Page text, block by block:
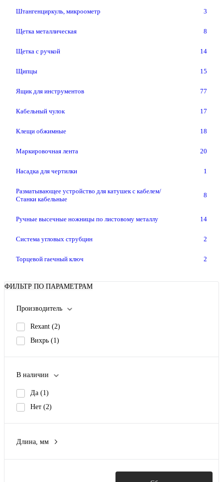
Штангенциркуль, микроометр 3
Щетка металлическая 8
Щетка с ручкой 14
Щипцы 15
Ящик для инструментов 77
Кабельный чулок 17
Клещи обжимные 18
Маркировочная лента 20
Насадка для чертилки 1
Разматывающее устройство для катушек с кабелем/
Станки кабельные
8
Ручные высечные ножницы по листовому металлу 14
Система угловых струбцин 2
Торцевой гаечный ключ 2
ФИЛЬТР ПО ПАРАМЕТРАМ
Производитель
Rexant (2)
Вихрь (1)
В наличии
Да (1)
Нет (2)
Длина, мм